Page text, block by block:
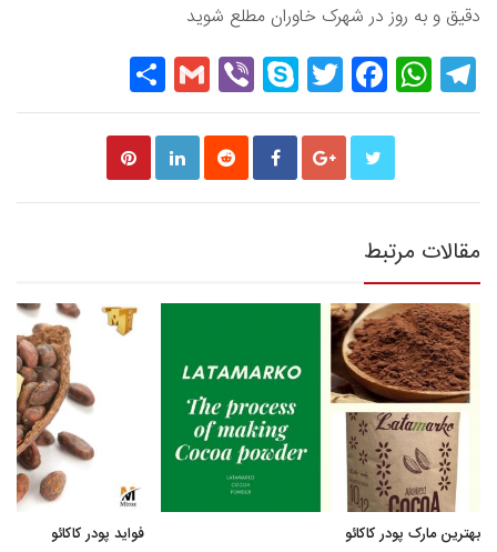
دقیق و به روز در شهرک خاوران مطلع شوید
Telegram
WhatsApp
Facebook
Twitter
Skype
Viber
Gmail
مقالات مرتبط
بهترین مارک پودر کاکائو فواید پودر کاکائو